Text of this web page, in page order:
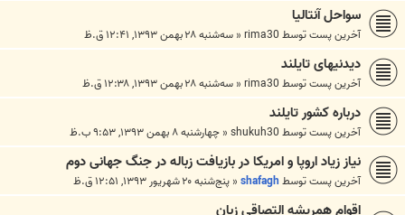
سواحل آنتالیا
آخرین پست توسطrima30
« سه‌شنبه ۲۸ بهمن ۱۳۹۳, ۱۲:۴۱ ق.ظ
دیدنیهای تایلند
آخرین پست توسطrima30
« سه‌شنبه ۲۸ بهمن ۱۳۹۳, ۱۲:۳۸ ق.ظ
درباره کشور تایلند
آخرین پست توسطshukuh30
« چهارشنبه ۸ بهمن ۱۳۹۳, ۹:۵۳ ب.ظ
نیاز زیاد اروپا و امریکا در بازیافت زباله در جنگ جهانی دوم
آخرین پست توسطshafagh
« پنج‌شنبه ۲۰ شهریور ۱۳۹۳, ۱۲:۵۱ ق.ظ
اقوام همريشه التصاقي زبان